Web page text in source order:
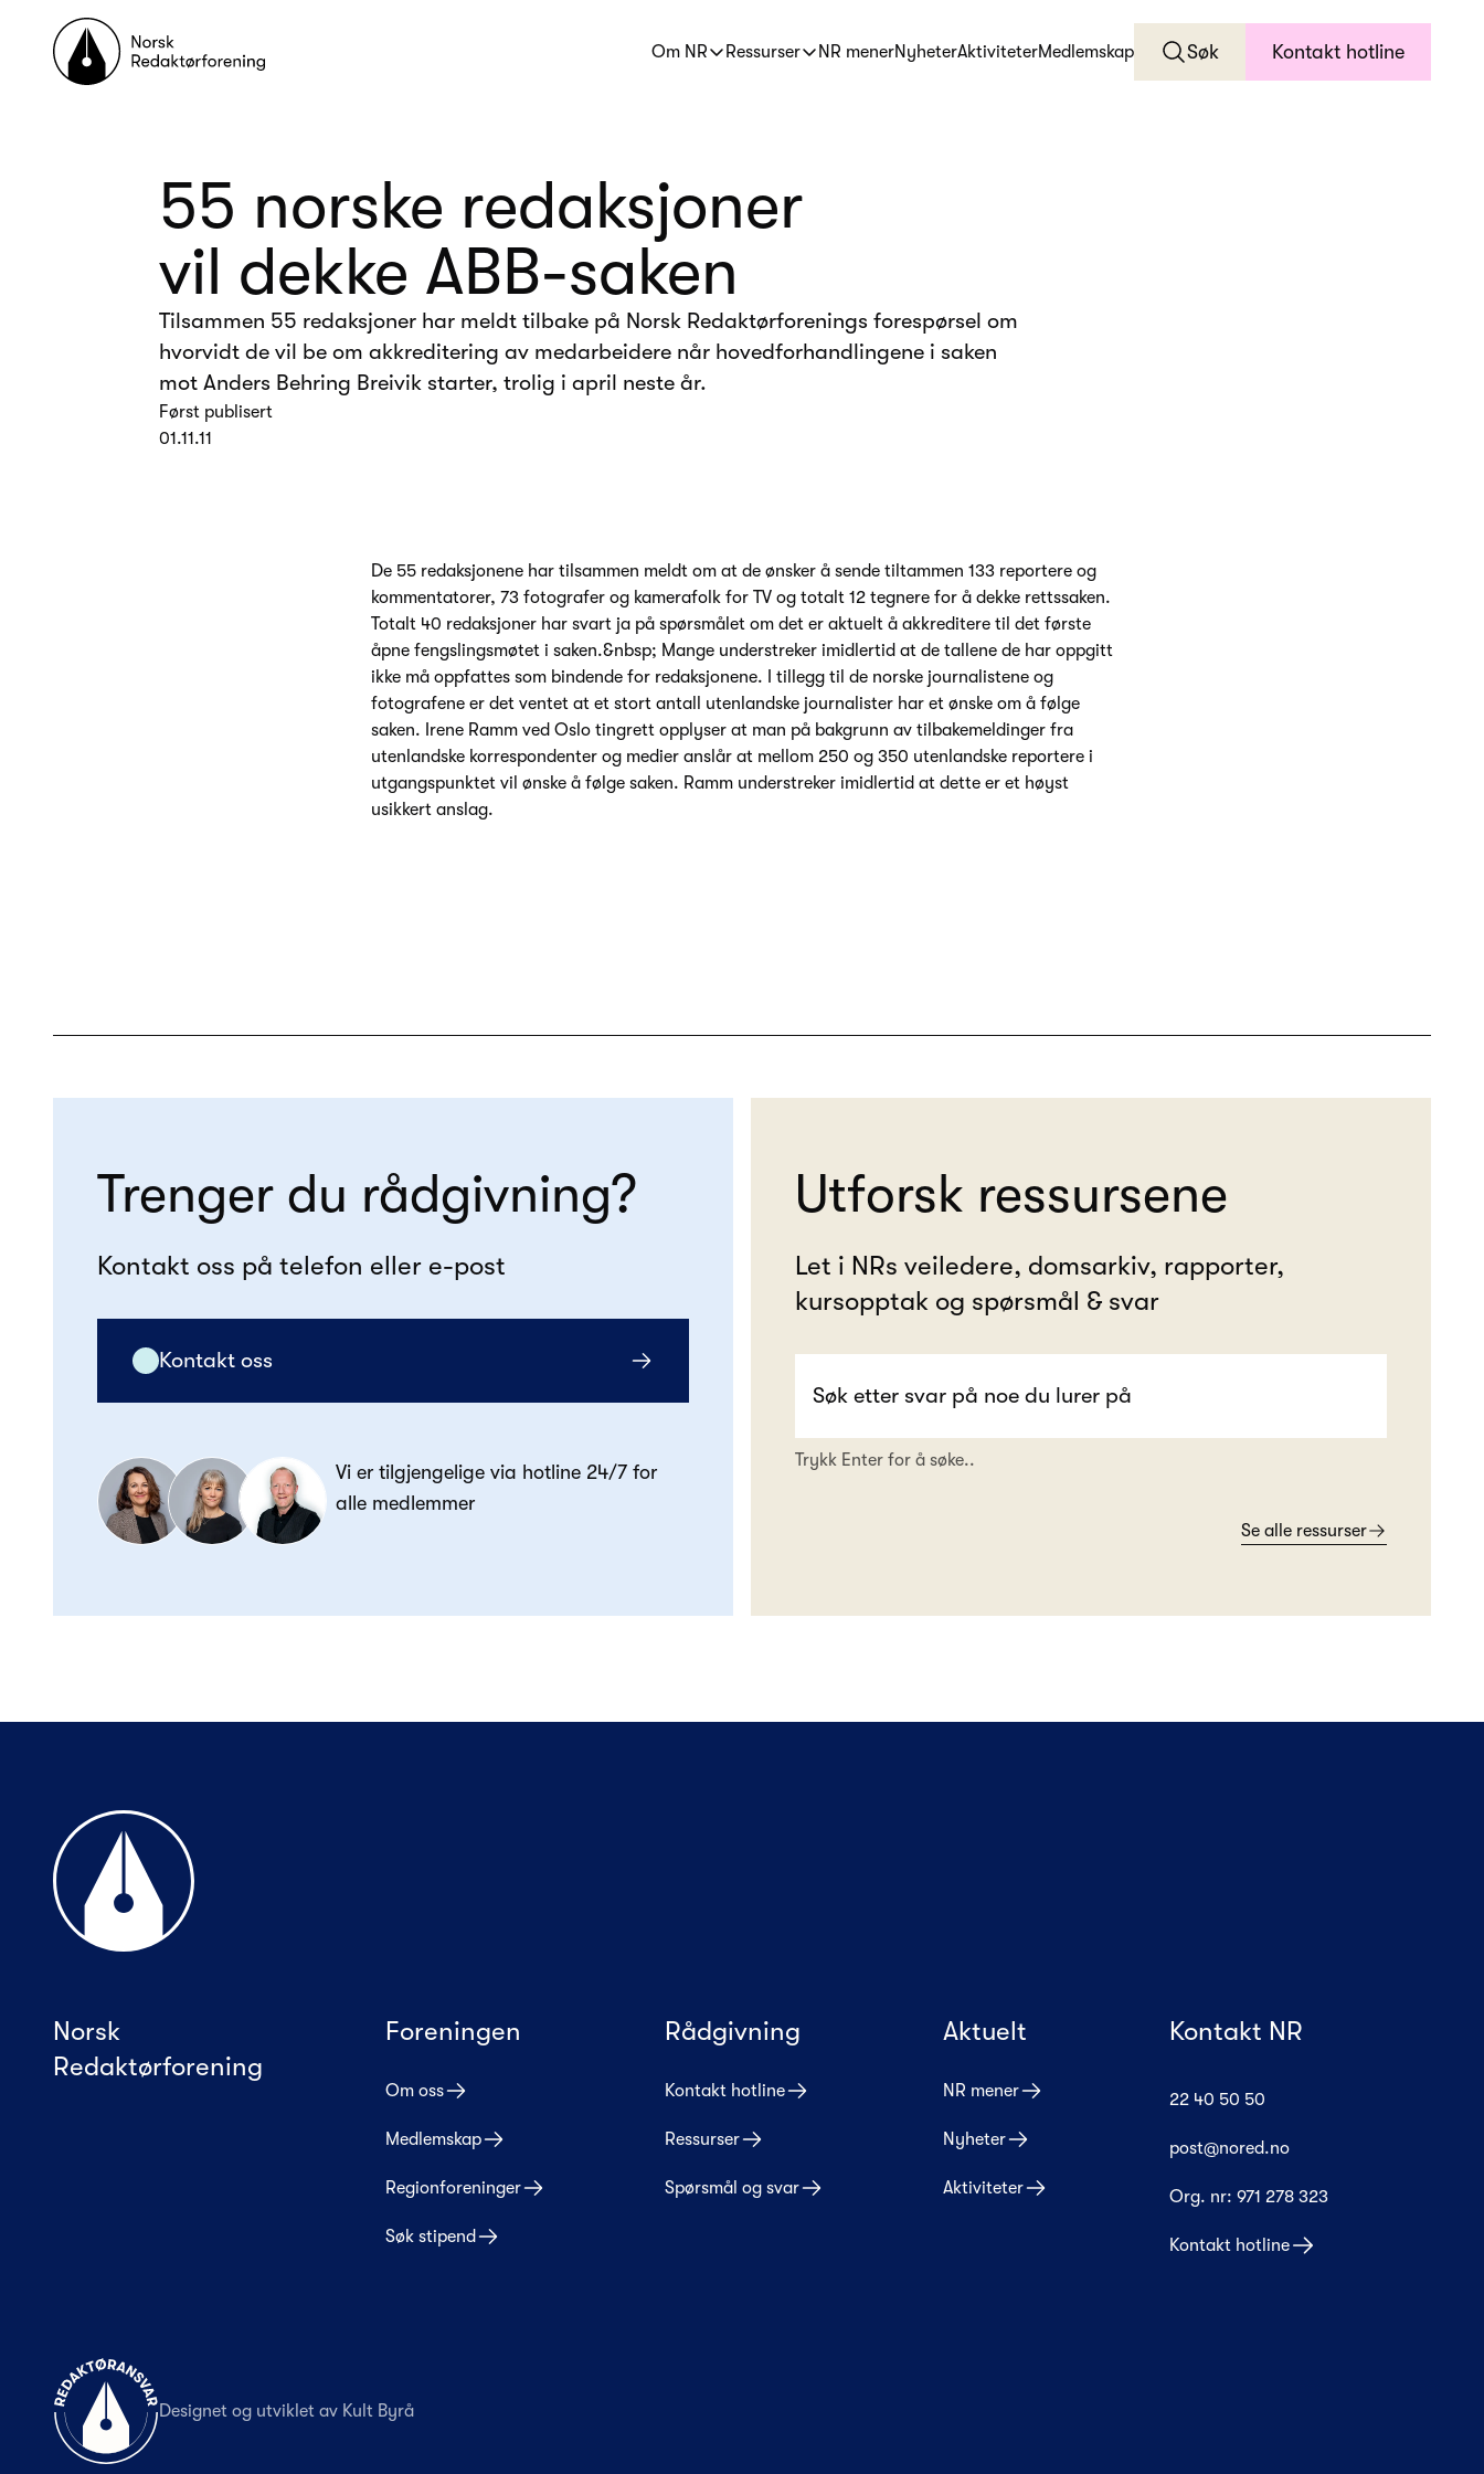
Til forsiden
Om NR
Ressurser NR menerNyheterAktiviteterMedlemskap Søk Kontakt hotline
55 norske redaksjoner
vil dekke ABB-saken
Tilsammen 55 redaksjoner har meldt tilbake på Norsk Redaktørforenings forespørsel om
hvorvidt de vil be om akkreditering av medarbeidere når hovedforhandlingene i saken
mot Anders Behring Breivik starter, trolig i april neste år.
Først publisert
01.11.11
De 55 redaksjonene har tilsammen meldt om at de ønsker å sende tiltammen 133 reportere og
kommentatorer, 73 fotografer og kamerafolk for TV og totalt 12 tegnere for å dekke rettssaken.
Totalt 40 redaksjoner har svart ja på spørsmålet om det er aktuelt å akkreditere til det første
åpne fengslingsmøtet i saken.&nbsp; Mange understreker imidlertid at de tallene de har oppgitt
ikke må oppfattes som bindende for redaksjonene. I tillegg til de norske journalistene og
fotografene er det ventet at et stort antall utenlandske journalister har et ønske om å følge
saken. Irene Ramm ved Oslo tingrett opplyser at man på bakgrunn av tilbakemeldinger fra
utenlandske korrespondenter og medier anslår at mellom 250 og 350 utenlandske reportere i
utgangspunktet vil ønske å følge saken. Ramm understreker imidlertid at dette er et høyst
usikkert anslag.
Trenger du rådgivning?
Kontakt oss på telefon eller e-post
Kontakt oss
Vi er tilgjengelige via hotline 24/7 for
alle medlemmer
Utforsk ressursene
Let i NRs veiledere, domsarkiv, rapporter,
kursopptak og spørsmål & svar
Trykk Enter for å søke..
Se alle ressurser
Til forsiden
Norsk
Redaktørforening
Foreningen
Om oss
Medlemskap
Regionforeninger
Søk stipend
Rådgivning
Kontakt hotline
Ressurser
Spørsmål og svar
Aktuelt
NR mener
Nyheter
Aktiviteter
Kontakt NR
22 40 50 50
post@nored.no
Org. nr:971 278 323
Kontakt hotline
Til forsiden
Designet og utviklet av Kult Byrå